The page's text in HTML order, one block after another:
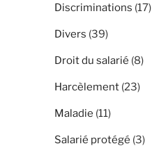
Discriminations (17)
Divers (39)
Droit du salarié (8)
Harcèlement (23)
Maladie (11)
Salarié protégé (3)